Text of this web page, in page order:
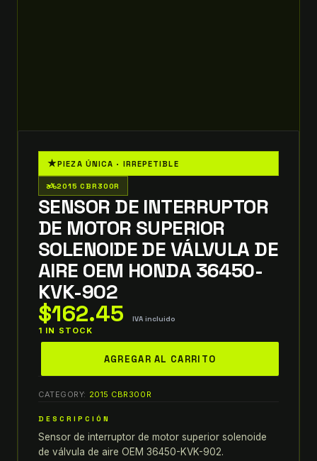
★PIEZA ÚNICA · IRREPETIBLE
two_wheeler2015 CBR300R
SENSOR DE INTERRUPTOR
DE MOTOR SUPERIOR
SOLENOIDE DE VÁLVULA DE
AIRE OEM HONDA 36450-
KVK-902
$162.45 IVA incluido
1 IN STOCK
de
motor
superior
solenoide
AGREGAR AL CARRITO
CATEGORY: 2015 CBR300R
DESCRIPCIÓN
Sensor de interruptor de motor superior solenoide
de válvula de aire OEM 36450-KVK-902.